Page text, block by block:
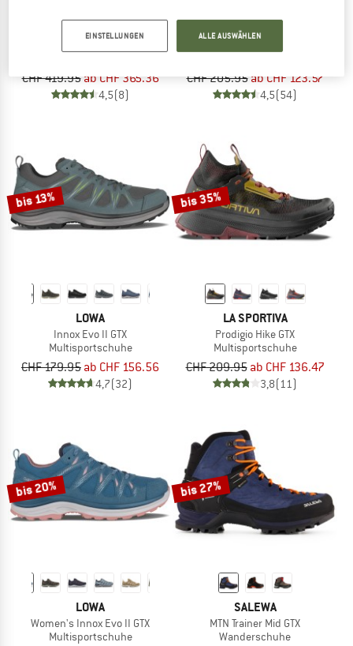
LA SPORTIVA
CHF 419.95 ab CHF 365.36
4,5(8)
GARMONT
CHF 205.95 ab CHF 123.57
4,5(54)
bis 13%
LOWA
Innox Evo II GTX
Multisportschuhe
CHF 179.95 ab CHF 156.56
4,7(32)
bis 35%
LA SPORTIVA
Prodigio Hike GTX
Multisportschuhe
CHF 209.95 ab CHF 136.47
3,8(11)
bis 20%
LOWA
Women's Innox Evo II GTX
Multisportschuhe
bis 27%
SALEWA
MTN Trainer Mid GTX
Wanderschuhe
EINSTELLUNGEN ALLE AUSWÄHLEN